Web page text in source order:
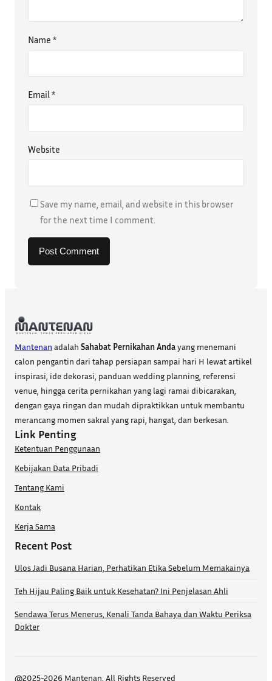
Name *
Email *
Website
Save my name, email, and website in this browser
for the next time I comment.
Mantenan adalah Sahabat Pernikahan Andayang menemani
calon pengantin dari tahap persiapan sampai hari H lewat artikel
inspirasi, ide dekorasi, panduan wedding planning, referensi
venue, hingga cerita pernikahan yang lagi ramai dibicarakan,
dengan gaya ringan dan mudah dipraktikkan untuk membantu
merancang momen sakral yang rapi, hangat, dan berkesan.
Link Penting
Ketentuan Penggunaan
Kebijakan Data Pribadi
Tentang Kami
Kontak
Kerja Sama
Recent Post
Ulos Jadi Busana Harian, Perhatikan Etika Sebelum Memakainya
Teh Hijau Paling Baik untuk Kesehatan? Ini Penjelasan Ahli
Sendawa Terus Menerus, Kenali Tanda Bahaya dan Waktu Periksa
Dokter
@2025-2026 Mantenan. All Rights Reserved